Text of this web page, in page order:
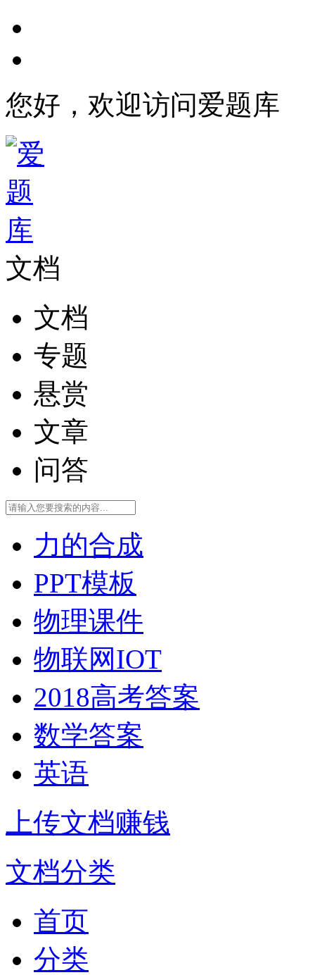
您好，欢迎访问爱题库
文档
文档
专题
悬赏
文章
问答
力的合成
PPT模板
物理课件
物联网IOT
2018高考答案
数学答案
英语
上传文档赚钱
文档分类
首页
分类